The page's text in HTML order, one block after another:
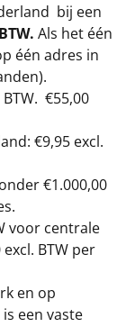
bij een
Als het één
één adres in
€55,00
€9,95 excl.
€1.000,00
voor centrale
BTW per
en op
een vaste